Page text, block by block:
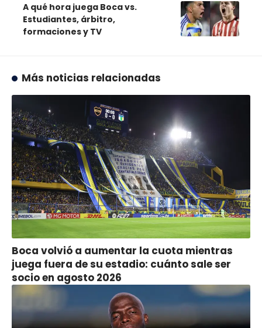
A qué hora juega Boca vs.
Estudiantes, árbitro,
formaciones y TV
Más noticias relacionadas
Boca volvió a aumentar la cuota mientras
juega fuera de su estadio: cuánto sale ser
socio en agosto 2026